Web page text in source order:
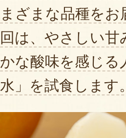
まざまな品種を
回は、やさしい
かな酸味を感じる
水」を試食します